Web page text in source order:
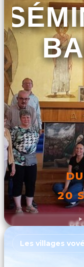
20
Les villages